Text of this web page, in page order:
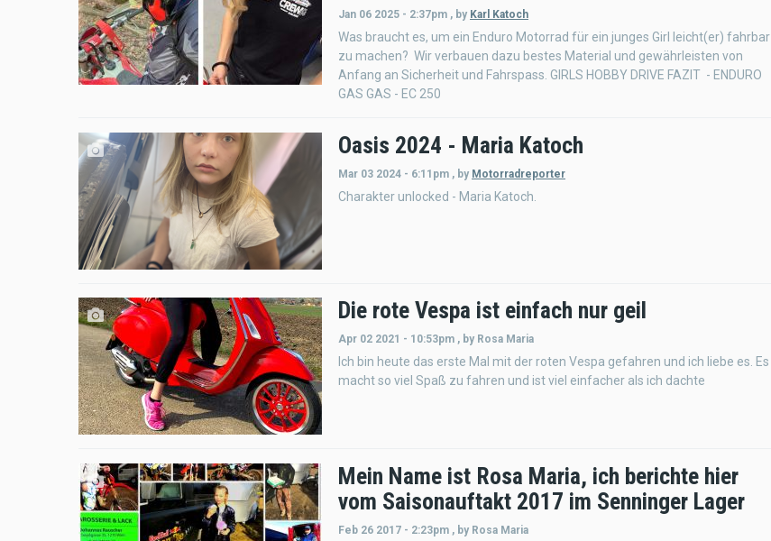
Jan 06 2025 - 2:37pm , by Karl Katoch
Was braucht es, um ein Enduro Motorrad für ein junges Girl leicht(er) fahrbar
zu machen? Wir verbauen dazu bestes Material und gewährleisten von
Anfang an Sicherheit und Fahrspass. GIRLS HOBBY DRIVE FAZIT - ENDURO
GAS GAS - EC 250
Oasis 2024 - Maria Katoch
Mar 03 2024 - 6:11pm , by Motorradreporter
Charakter unlocked - Maria Katoch.
Die rote Vespa ist einfach nur geil
Apr 02 2021 - 10:53pm , by Rosa Maria
Ich bin heute das erste Mal mit der roten Vespa gefahren und ich liebe es. Es
macht so viel Spaß zu fahren und ist viel einfacher als ich dachte
Mein Name ist Rosa Maria, ich berichte hier
vom Saisonauftakt 2017 im Senninger Lager
Feb 26 2017 - 2:23pm , by Rosa Maria